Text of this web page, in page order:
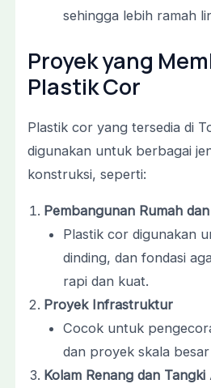
sehingga lebih ramah
Proyek yang
Plastik Cor
Plastik cor yang tersedia di
digunakan untuk berbagai
konstruksi, seperti:
Pembangunan Rumah
Plastik cor digunakan
dinding, dan fondasi
rapi dan kuat.
Proyek Infrastruktur
Cocok untuk
dan proyek skala
Kolam Renang dan Tangki